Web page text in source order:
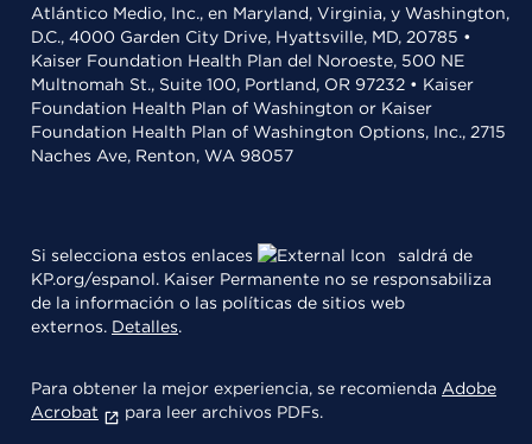
Atlántico Medio, Inc., en Maryland, Virginia, y Washington,
D.C., 4000 Garden City Drive, Hyattsville, MD, 20785 •
Kaiser Foundation Health Plan del Noroeste, 500 NE
Multnomah St., Suite 100, Portland, OR 97232 • Kaiser
Foundation Health Plan of Washington or Kaiser
Foundation Health Plan of Washington Options, Inc., 2715
Naches Ave, Renton, WA 98057
Si selecciona estos enlaces
saldrá de
KP.org/espanol. Kaiser Permanente no se responsabiliza
de la información o las políticas de sitios web
externos. Detalles.
Para obtener la mejor experiencia, se recomienda Adobe
Acrobat
para leer archivos PDFs.